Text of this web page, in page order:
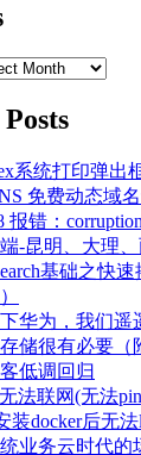
系统打印弹出
免费动态域
报错：
-昆明、大理
基础之快
华为，我们遥
储很有必要（
低调回归
法联网(无法
装docker后无
业务云时代的